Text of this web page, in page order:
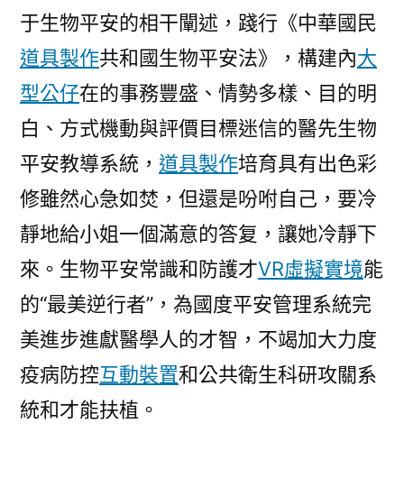
于生物平安的相干闡述，踐行《中華國民
道具製作共和國生物平安法》，構建內大
型公仔在的事務豐盛、情勢多樣、目的明
白、方式機動與評價目標迷信的醫先生物
平安教導系統， 道具製作培育具有出色彩
修雖然心急如焚，但還是吩咐自己，要冷
靜地給小姐一個滿意的答复，讓她冷靜下
來。生物平安常識和防護才VR虛擬實境能
的“最美逆行者”，為國度平安管理系統完
美進步進獻醫學人的才智，不竭加大力度
疫病防控互動裝置和公共衛生科研攻關系
統和才能扶植。